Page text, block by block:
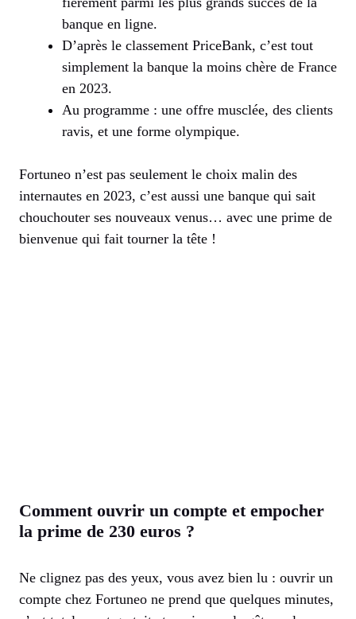
banque en ligne.
D’après le classement PriceBank, c’est tout
simplement la banque la moins chère de France
en 2023.
Au programme : une offre musclée, des clients
ravis, et une forme olympique.
Fortuneo n’est pas seulement le choix malin des
internautes en 2023, c’est aussi une banque qui sait
chouchouter ses nouveaux venus… avec une prime de
bienvenue qui fait tourner la tête !
Comment ouvrir un compte et empocher
la prime de 230 euros ?
Ne clignez pas des yeux, vous avez bien lu : ouvrir un
compte chez Fortuneo ne prend que quelques minutes,